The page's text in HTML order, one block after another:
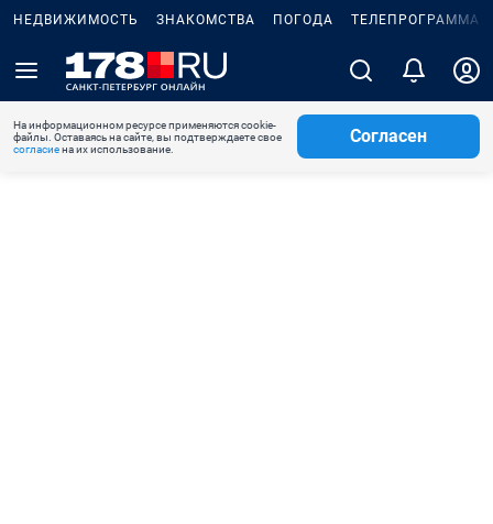
НЕДВИЖИМОСТЬ ЗНАКОМСТВА ПОГОДА ТЕЛЕПРОГРАММА
На информационном ресурсе применяются cookie-
файлы. Оставаясь на сайте, вы подтверждаете свое
согласиена их использование.
Согласен